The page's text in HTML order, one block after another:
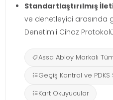
Standartlaştırılmış
ve denetleyici arasında
Denetimli Cihaz
Assa Abloy Markalı
Geçiş Kontrol ve
Kart Okuyucular